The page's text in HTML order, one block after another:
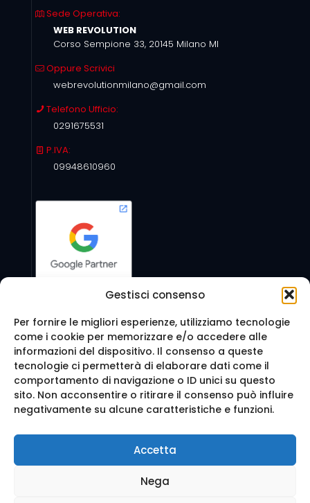
Gestisci consenso
Per fornire le migliori esperienze, utilizziamo tecnologie
come i cookie per memorizzare e/o accedere alle
informazioni del dispositivo. Il consenso a queste
tecnologie ci permetterà di elaborare dati come il
comportamento di navigazione o ID unici su questo
sito. Non acconsentire o ritirare il consenso può influire
negativamente su alcune caratteristiche e funzioni.
Accetta
Nega
Sede Operativa:
WEB REVOLUTION
Corso Sempione 33, 20145 Milano MI
Oppure Scrivici
webrevolutionmilano@gmail.com
Telefono Ufficio:
0291675531
P.IVA:
09948610960
Seguici anche su:
© 2016 Web Agency Milano - WEB REVOLUTION MILANO
SRLS. All Rights Reserved.
enzia Web Milano